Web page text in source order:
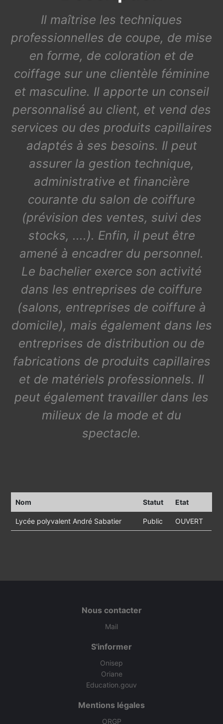
Il maîtrise les techniques
professionnelles de coupe, de mise
en forme, de coloration et de
coiffage sur une clientèle féminine
et masculine. Il apporte un conseil
personnalisé au client, et vend des
services ou des produits capillaires
adaptés à ses besoins. Il peut
assurer la gestion technique,
administrative et financière
courante du salon de coiffure
(prévision des ventes, suivi des
stocks, ....). Enfin, il peut être
amené à encadrer du personnel.
Le bachelier exerce son activité
dans les entreprises de coiffure
(salons, entreprises de coiffure à
domicile), mais également dans les
entreprises de distribution ou de
fabrications de produits capillaires
et de matériels professionnels. Il
peut également travailler dans les
milieux de la mode et du
spectacle.
Nom Statut Etat
Lycée polyvalent André Sabatier Public OUVERT
Nous contacter
Mail
S'informer
Onisep
Oriane
Education.gouv
Mentions légales
ORGP